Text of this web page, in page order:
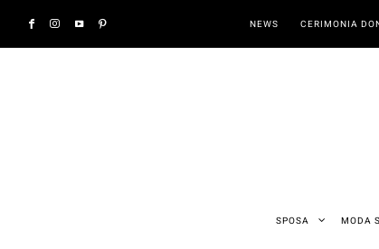
NEWS CERIMONIA
SPOSA MODA